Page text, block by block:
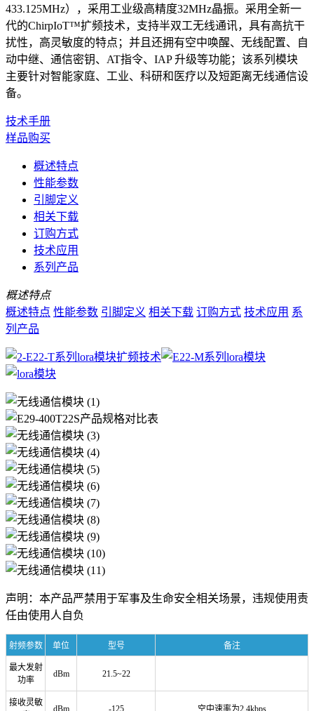
433.125MHz），采用工业级高精度32MHz晶振。采用全新一
代的ChirpIoT™扩频技术，支持半双工无线通讯，具有高抗干
扰性，高灵敏度的特点；并且还拥有空中唤醒、无线配置、自
动中继、通信密钥、AT指令、IAP 升级等功能；该系列模块
主要针对智能家庭、工业、科研和医疗以及短距离无线通信设
备。
技术手册
样品购买
概述特点
性能参数
引脚定义
相关下载
订购方式
技术应用
系列产品
概述特点
概述特点 性能参数 引脚定义 相关下载 订购方式 技术应用 系
列产品
声明：本产品严禁用于军事及生命安全相关场景，违规使用责
任由使用人自负
射频参数 单位 型号 备注
最大发射
功率
dBm 21.5~22
接收灵敏
dBm -125 空中速率为2.4kbps